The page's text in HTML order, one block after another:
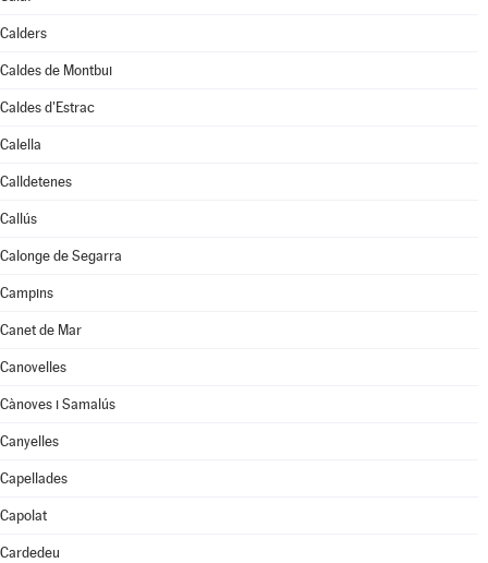
Calders
Caldes de Montbui
Caldes d'Estrac
Calella
Calldetenes
Callús
Calonge de Segarra
Campins
Canet de Mar
Canovelles
Cànoves i Samalús
Canyelles
Capellades
Capolat
Cardedeu